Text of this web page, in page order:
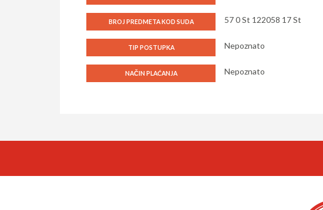
BROJ PREDMETA KOD SUDA 57 0 St 122058 17 St
TIP POSTUPKA Nepoznato
NAČIN PLAĆANJA Nepoznato